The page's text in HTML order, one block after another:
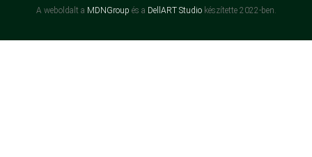
A weboldalt a MDNGroup és a DellART Studiokészítette 2022-ben.